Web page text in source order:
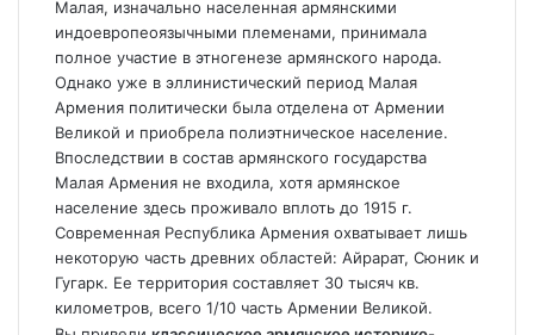
Малая, изначально населенная армянскими
индоевропеоязычными племенами, принимала
полное участие в этногенезе армянского народа.
Однако уже в эллинистический период Малая
Армения политически была отделена от Армении
Великой и приобрела полиэтническое население.
Впоследствии в состав армянского государства
Малая Армения не входила, хотя армянское
население здесь проживало вплоть до 1915 г.
Современная Республика Армения охватывает лишь
некоторую часть древних областей: Айрарат, Сюник и
Гугарк. Ее территория составляет 30 тысяч кв.
километров, всего 1/10 часть Армении Великой.